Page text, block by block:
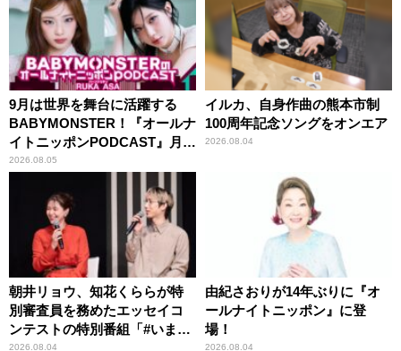
9月は世界を舞台に活躍する
BABYMONSTER！『オールナ
イトニッポンPODCAST』月替
わりパーソナリティ
2026.08.05
イルカ、自身作曲の熊本市制
100周年記念ソングをオンエア
2026.08.04
朝井リョウ、知花くららが特
別審査員を務めたエッセイコ
ンテストの特別番組「#いまあ
なたに伝えたいこと」
2026.08.04
由紀さおりが14年ぶりに『オ
ールナイトニッポン』に登
場！
2026.08.04